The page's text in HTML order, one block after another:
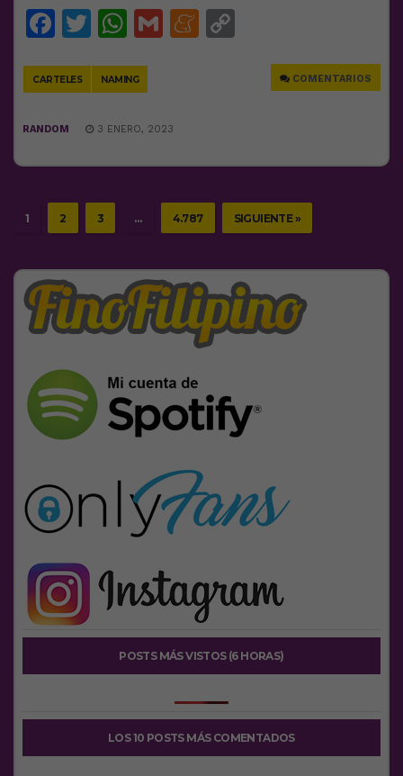
Facebook
Twitter
WhatsApp
GmailMeneame
CARTELES NAMING COMENTARIOS
RANDOM 3 ENERO, 2023
1 2 3 … 4.787 SIGUIENTE »
POSTS MÁS VISTOS (6 HORAS)
LOS 10 POSTS MÁS COMENTADOS